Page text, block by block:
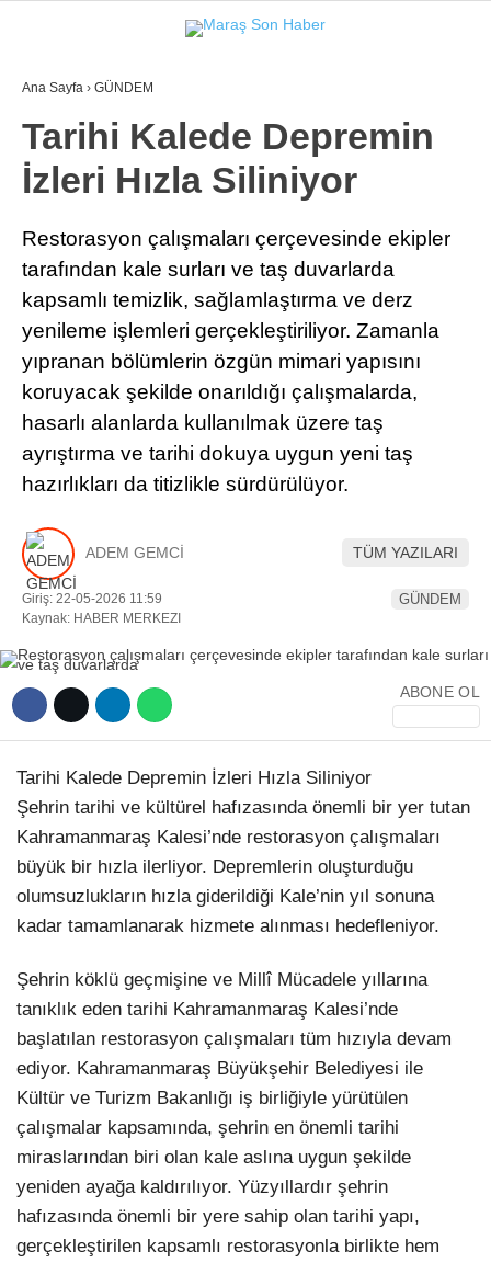
WhatsApp İhbar Hattı
Facebook
Instagram
Youtube
GALERİ VİDEO
GÜNDEM
SPOR
SAĞLIK
EĞİTİM
KÜLTÜR SANAT
EKONOMİ
YAZARLAR
YEREL HABERLER
Ana Sayfa › GÜNDEM
Tarihi Kalede Depremin
İzleri Hızla Siliniyor
Restorasyon çalışmaları çerçevesinde ekipler
tarafından kale surları ve taş duvarlarda
kapsamlı temizlik, sağlamlaştırma ve derz
yenileme işlemleri gerçekleştiriliyor. Zamanla
yıpranan bölümlerin özgün mimari yapısını
koruyacak şekilde onarıldığı çalışmalarda,
hasarlı alanlarda kullanılmak üzere taş
ayrıştırma ve tarihi dokuya uygun yeni taş
hazırlıkları da titizlikle sürdürülüyor.
ADEM GEMCİ TÜM YAZILARI
Giriş: 22-05-2026 11:59
Kaynak: HABER MERKEZI
GÜNDEM
ABONE OL
Tarihi Kalede Depremin İzleri Hızla Siliniyor
Şehrin tarihi ve kültürel hafızasında önemli bir yer tutan
Kahramanmaraş Kalesi’nde restorasyon çalışmaları
büyük bir hızla ilerliyor. Depremlerin oluşturduğu
olumsuzlukların hızla giderildiği Kale’nin yıl sonuna
kadar tamamlanarak hizmete alınması hedefleniyor.
Şehrin köklü geçmişine ve Millî Mücadele yıllarına
tanıklık eden tarihi Kahramanmaraş Kalesi’nde
başlatılan restorasyon çalışmaları tüm hızıyla devam
ediyor. Kahramanmaraş Büyükşehir Belediyesi ile
Kültür ve Turizm Bakanlığı iş birliğiyle yürütülen
çalışmalar kapsamında, şehrin en önemli tarihi
miraslarından biri olan kale aslına uygun şekilde
yeniden ayağa kaldırılıyor. Yüzyıllardır şehrin
hafızasında önemli bir yere sahip olan tarihi yapı,
gerçekleştirilen kapsamlı restorasyonla birlikte hem